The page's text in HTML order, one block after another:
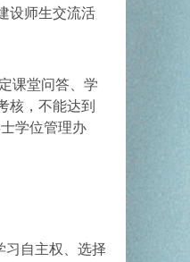
设师生交流活
课堂问答、学
核，不能达到
学位管理办
自主权、选择